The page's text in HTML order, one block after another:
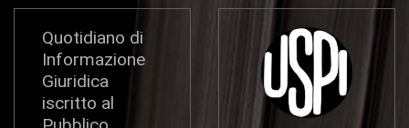
Quotidiano di
Informazione
Giuridica
iscritto al